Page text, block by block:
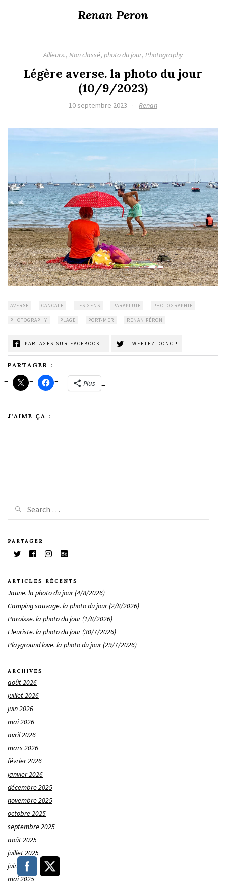
Renan Peron
Ailleurs., Non classé, photo du jour, Photography
Légère averse. la photo du jour
(10/9/2023)
10 septembre 2023 · Renan
AVERSE CANCALE LES GENS PARAPLUIE PHOTOGRAPHIE
PHOTOGRAPHY PLAGE PORT-MER RENAN PÉRON
PARTAGES SUR FACEBOOK ! TWEETEZ DONC !
PARTAGER :
Plus
J’AIME ÇA :
PARTAGER
ARTICLES RÉCENTS
Jaune. la photo du jour (4/8/2026)
Camping sauvage. la photo du jour (2/8/2026)
Paroisse. la photo du jour (1/8/2026)
Fleuriste. la photo du jour (30/7/2026)
Playground love. la photo du jour (29/7/2026)
ARCHIVES
août 2026
juillet 2026
juin 2026
mai 2026
avril 2026
mars 2026
février 2026
janvier 2026
décembre 2025
novembre 2025
octobre 2025
septembre 2025
août 2025
juillet 2025
juin 2025
mai 2025